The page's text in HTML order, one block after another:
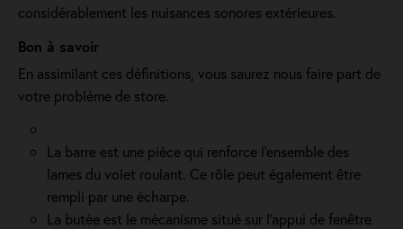
considérablement les nuisances sonores extérieures.
Bon à savoir
En assimilant ces définitions, vous saurez nous faire part de
votre problème de store.
La barre est une pièce qui renforce l’ensemble des
lames du volet roulant. Ce rôle peut également être
rempli par une écharpe.
La butée est le mécanisme situé sur l’appui de fenêtre